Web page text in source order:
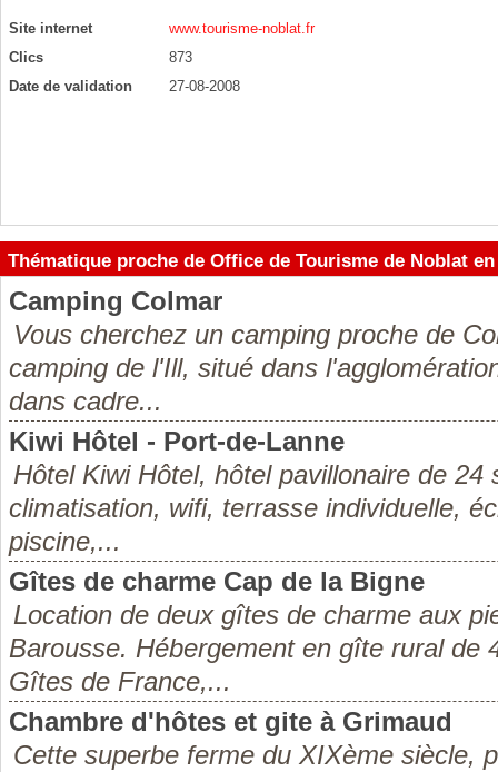
Site internet
www.tourisme-noblat.fr
Clics
873
Date de validation
27-08-2008
Thématique proche de Office de Tourisme de Noblat
Camping Colmar
Vous cherchez un camping proche de
camping de l'Ill, situé dans
dans cadre...
Kiwi Hôtel - Port-de-Lanne
Hôtel Kiwi Hôtel, hôtel pavillonaire de 24
climatisation, wifi, terrasse individuelle,
piscine,...
Gîtes de charme Cap de la Bigne
Location de deux gîtes de charme aux
Barousse. Hébergement en gîte rural de
Gîtes de France,...
Chambre d'hôtes et gite à Grimaud
Cette superbe ferme du XIXème siècle,